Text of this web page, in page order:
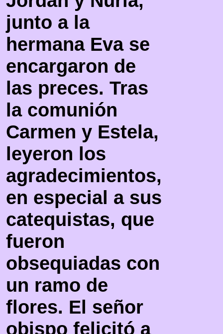
junto a la
hermana Eva se
encargaron de
las preces. Tras
la comunión
Carmen y Estela,
leyeron los
agradecimientos,
en especial a sus
catequistas, que
fueron
obsequiadas con
un ramo de
flores. El señor
obispo felicitó a